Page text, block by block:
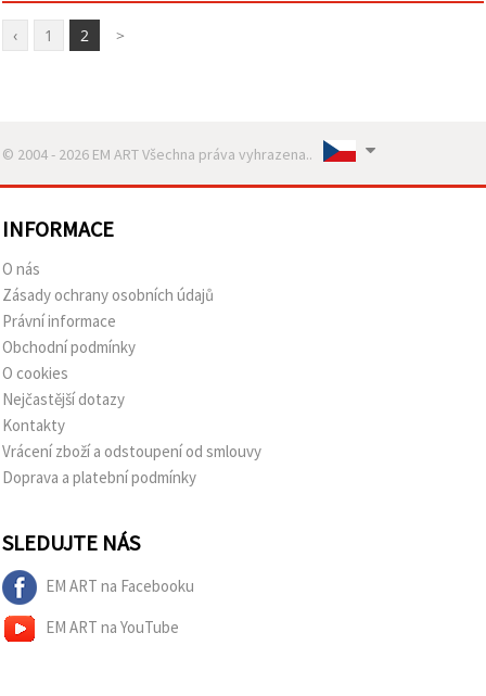
‹ 1 2 >
© 2004 - 2026 EM ART Všechna práva vyhrazena..
INFORMACE
O nás
Zásady ochrany osobních údajů
Právní informace
Obchodní podmínky
O cookies
Nejčastější dotazy
Kontakty
Vrácení zboží a odstoupení od smlouvy
Doprava a platební podmínky
SLEDUJTE NÁS
EM ART na Facebooku
EM ART na YouTube